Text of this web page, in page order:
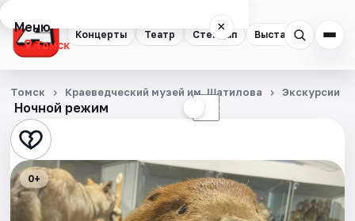
Концерты Театр Стендап Выставки
Меню ×
Томск
Концерты
Театр
Стендап
Выставки
Ночной режим ☾
Томск Краеведческий музей им. Шатилова Экскурсии
0+